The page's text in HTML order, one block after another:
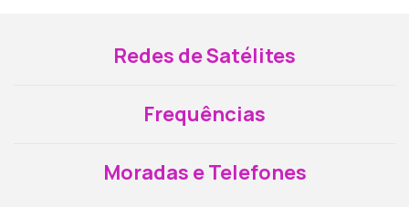
Redes de Satélites
Frequências
Moradas e Telefones